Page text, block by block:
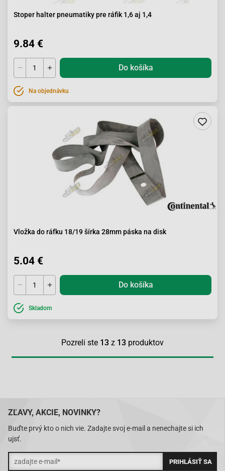
Stoper halter pneumatiky pre ráfik 1,6 aj 1,4
9.84 €
Do košíka
Na objednávku
Vložka do ráfku 18/19 šírka 28mm páska na disk
5.04 €
Do košíka
Skladom
Pozreli ste 13 z 13 produktov
ZĽAVY, AKCIE, NOVINKY?
Buďte prvý kto o nich vie. Zadajte svoj e-mail a nenechajte si ich
ujsť.